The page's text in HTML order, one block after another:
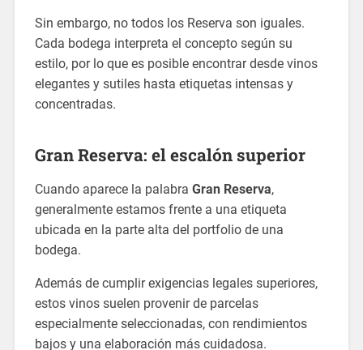
Sin embargo, no todos los Reserva son iguales.
Cada bodega interpreta el concepto según su
estilo, por lo que es posible encontrar desde vinos
elegantes y sutiles hasta etiquetas intensas y
concentradas.
Gran Reserva: el escalón superior
Cuando aparece la palabra Gran Reserva,
generalmente estamos frente a una etiqueta
ubicada en la parte alta del portfolio de una
bodega.
Además de cumplir exigencias legales superiores,
estos vinos suelen provenir de parcelas
especialmente seleccionadas, con rendimientos
bajos y una elaboración más cuidadosa.